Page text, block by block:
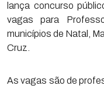
lança concurso
vagas para
municípios de Natal,
Cruz.
As vagas são de